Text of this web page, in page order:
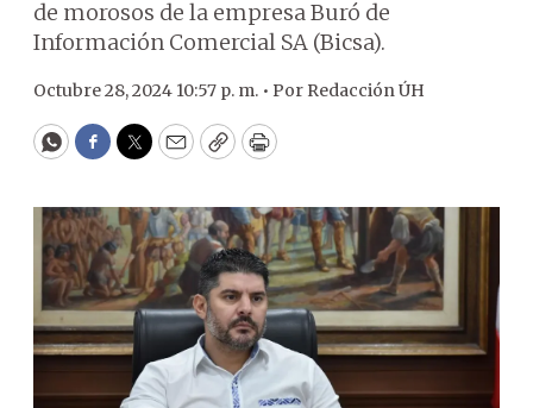
de morosos de la empresa Buró de
Información Comercial SA (Bicsa).
Octubre 28, 2024 10:57 p. m. • Por Redacción ÚH
WhatsApp
Facebook
Twitter
EmailCopyPrint